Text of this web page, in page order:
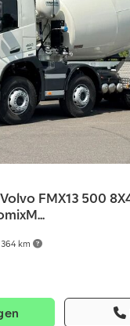
= -
- Differentieelslot -
stoelen - PTO
2026 Geschikt
2: Gestuurd Aantal
44.000 kg
neem contact op
Csdpfxoypa Uxo
364 km
FMX13 500